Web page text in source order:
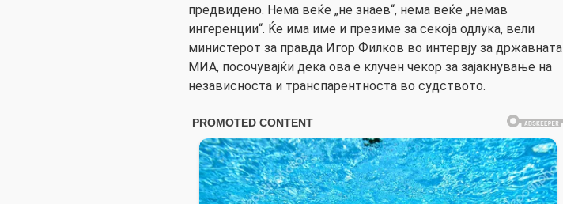
предвидено. Нема веќе „не знаев“, нема веќе „немав
ингеренции“. Ќе има име и презиме за секоја одлука, вели
министерот за правда Игор Филков во интервју за државната
МИА, посочувајќи дека ова е клучен чекор за зајакнување на
независноста и транспарентноста во судството.